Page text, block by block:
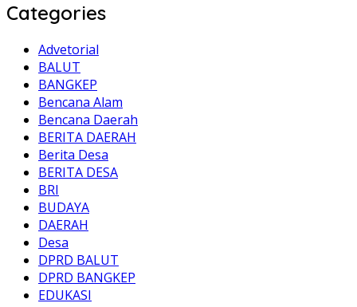
Categories
Advetorial
BALUT
BANGKEP
Bencana Alam
Bencana Daerah
BERITA DAERAH
Berita Desa
BERITA DESA
BRI
BUDAYA
DAERAH
Desa
DPRD BALUT
DPRD BANGKEP
EDUKASI